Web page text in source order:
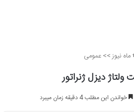
ماه نیوز>>عمومی
دیزل ژنراتور
خواندن این مطلب 4 دقیقه زمان میبرد